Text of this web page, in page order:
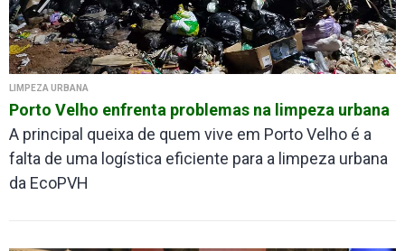
LIMPEZA URBANA
Porto Velho enfrenta problemas na limpeza urbana
A principal queixa de quem vive em Porto Velho é a
falta de uma logística eficiente para a limpeza urbana
da EcoPVH